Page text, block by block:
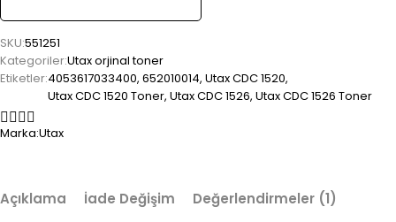
SKU:551251
Kategoriler:Utax orjinal toner
Etiketler:4053617033400, 652010014, Utax CDC 1520,
Utax CDC 1520 Toner, Utax CDC 1526, Utax CDC 1526 Toner
Marka:Utax
Açıklama İade Değişim
Değerlendirmeler (1)